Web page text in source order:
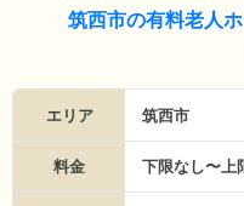
筑西市の有料老人
エリア 筑西市
料金 下限なし〜上